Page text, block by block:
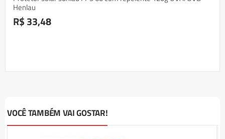
Henlau
R$ 33,48
VOCÊ TAMBÉM VAI GOSTAR!